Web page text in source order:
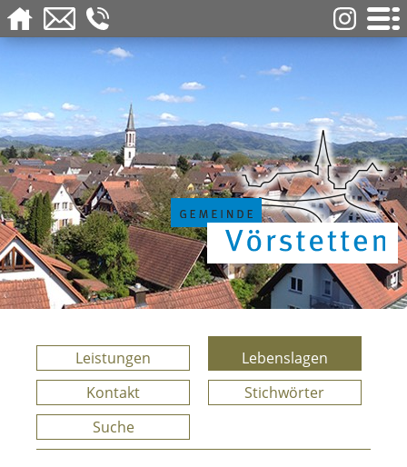
Leistungen
Lebenslagen
Kontakt
Stichwörter
Suche